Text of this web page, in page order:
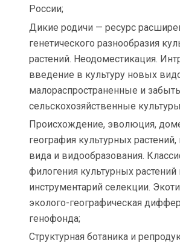
России;
Дикие родичи — ресурс
генетического разнообразия
растений. Неодоместикация.
введение в культуру новых
малораспространенные и
сельскохозяйственные
Происхождение, эволюция,
география культурных
вида и видообразования.
филогения культурных растений
инструментарий селекции.
эколого-географическая
генофонда;
Структурная ботаника и